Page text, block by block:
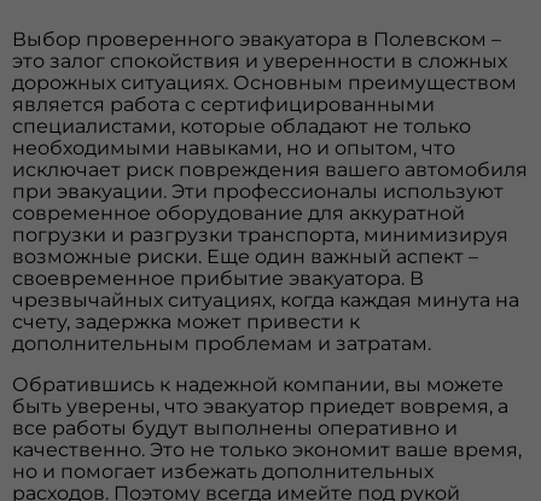
Выбор проверенного эвакуатора в Полевском –
это залог спокойствия и уверенности в сложных
дорожных ситуациях. Основным преимуществом
является работа с сертифицированными
специалистами, которые обладают не только
необходимыми навыками, но и опытом, что
исключает риск повреждения вашего автомобиля
при эвакуации. Эти профессионалы используют
современное оборудование для аккуратной
погрузки и разгрузки транспорта, минимизируя
возможные риски. Еще один важный аспект –
своевременное прибытие эвакуатора. В
чрезвычайных ситуациях, когда каждая минута на
счету, задержка может привести к
дополнительным проблемам и затратам.
Обратившись к надежной компании, вы можете
быть уверены, что эвакуатор приедет вовремя, а
все работы будут выполнены оперативно и
качественно. Это не только экономит ваше время,
но и помогает избежать дополнительных
расходов. Поэтому всегда имейте под рукой